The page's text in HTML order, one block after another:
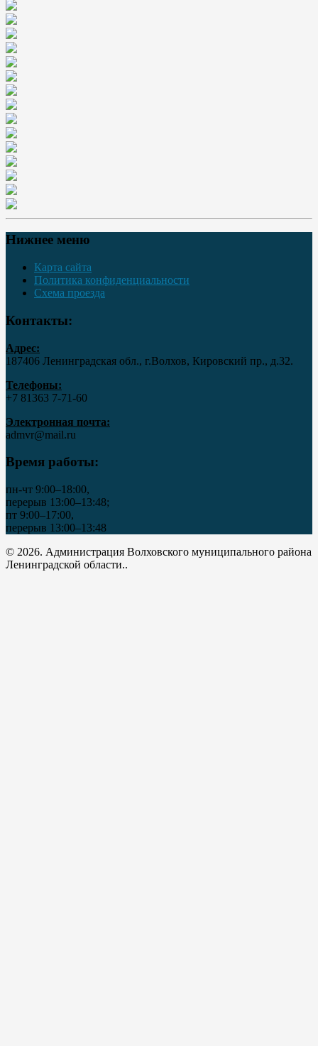
Нижнее меню
Карта сайта
Политика конфиденциальности
Схема проезда
Контакты:
Адрес:
187406 Ленинградская обл., г.Волхов, Кировский пр., д.32.
Телефоны:
+7 81363 7‑71-60
Электронная почта:
admvr@mail.ru
Время работы:
пн-чт 9:00–18:00,
перерыв 13:00–13:48;
пт 9:00–17:00,
перерыв 13:00–13:48
© 2026. Администрация Волховского муниципального района
Ленинградской области..